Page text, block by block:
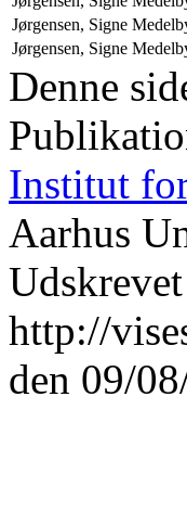
Jørgensen, Signe
Jørgensen, Signe
Denne
Institut
Aarhus
http://
den 09/